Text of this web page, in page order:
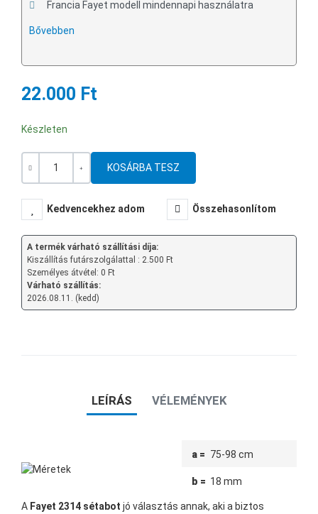
Francia Fayet modell mindennapi használatra
Bővebben
22.000 Ft
Készleten
Mennyiség
Kedvencekhez adom Összehasonlítom
A termék várható szállítási díja:
Kiszállítás futárszolgálattal : 2.500 Ft
Személyes átvétel: 0 Ft
Várható szállítás:
2026.08.11. (kedd)
LEÍRÁS VÉLEMÉNYEK
a = 75-98 cm
b = 18 mm
A Fayet 2314 sétabot jó választás annak, aki a biztos